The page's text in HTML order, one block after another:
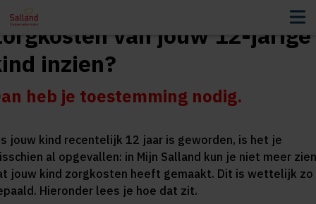
van jouw 12-jarige
inzien?
heb je toestemming nodig.
jouw kind recentelijk 12 jaar is geworden, is het je
al opgevallen: in Mijn Salland kun je niet meer zien
jouw kind zorgkosten heeft gemaakt. Dit is wettelijk zo
Hieronder lees je hoe dat zit.